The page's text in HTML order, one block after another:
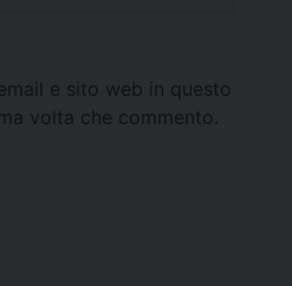
e sito web in questo
volta che commento.